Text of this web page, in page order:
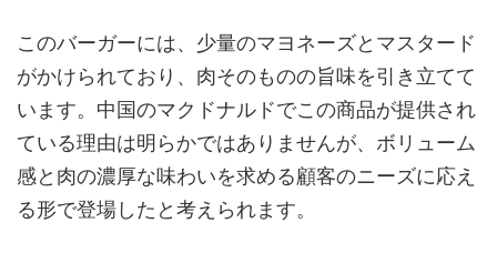
このバーガーには、少量のマヨネーズとマスタード
がかけられており、肉そのものの旨味を引き立てて
います。中国のマクドナルドでこの商品が提供され
ている理由は明らかではありませんが、ボリューム
感と肉の濃厚な味わいを求める顧客のニーズに応え
る形で登場したと考えられます。